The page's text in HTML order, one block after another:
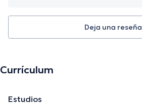
Deja una reseña
Currículum
Estudios